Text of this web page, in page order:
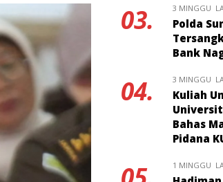
03. 3 MINGGU
Polda
Bank
04. 3 MINGGU
Kuliah
Bahas
Pidana
1 MINGGU